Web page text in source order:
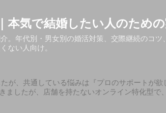
本気で結婚したい人のため
。年代別・男女別の婚活対策、交際継続のコツ
ない人向け。
が、共通している悩みは『プロのサポートが
ましたが、店舗を持たないオンライン特化型で